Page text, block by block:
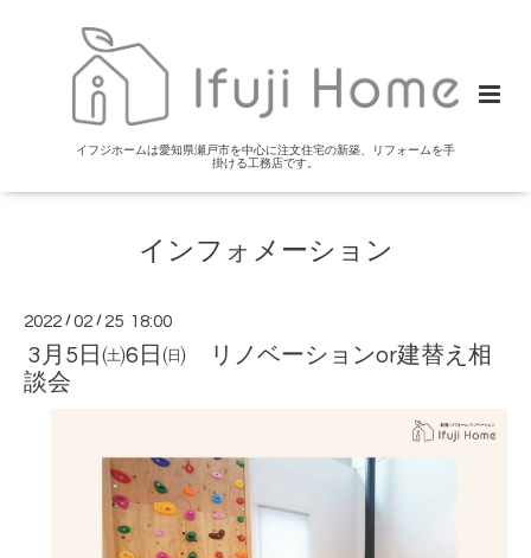
イフジホームは愛知県瀬戸市を中心に注文住宅の新築、リフォームを手
掛ける工務店です。
インフォメーション
2022 /02 / 25 18:00
3月5日㈯6日㈰ リノベーションor建替え相
談会